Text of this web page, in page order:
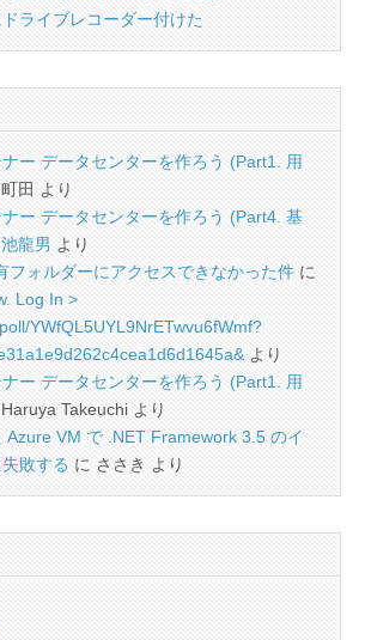
ドライブレコーダー付けた
ー データセンターを作ろう (Part1. 用
町田 より
ー データセンターを作ろう (Part4. 基
池龍男 より
フォルダーにアクセスできなかった件 に
Log In >
YWfQL5UYL9NrETwvu6fWmf?
より
ー データセンターを作ろう (Part1. 用
Haruya Takeuchi より
Azure VM で .NET Framework 3.5 のイ
敗する に ささき より